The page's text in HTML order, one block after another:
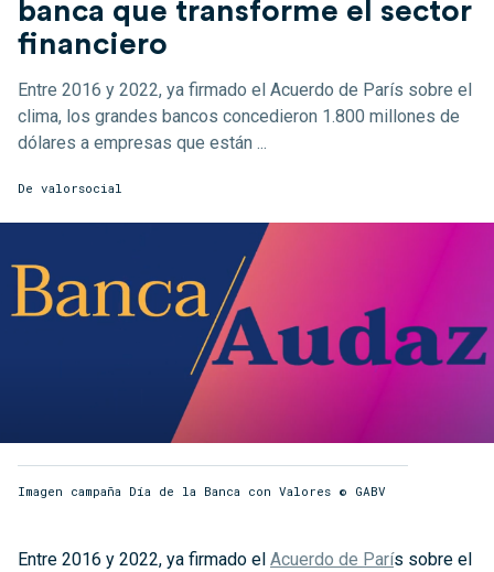
banca que transforme el sector
financiero
Entre 2016 y 2022, ya firmado el Acuerdo de París sobre el
clima, los grandes bancos concedieron 1.800 millones de
dólares a empresas que están ...
De valorsocial
Imagen campaña Día de la Banca con Valores © GABV
Entre 2016 y 2022, ya firmado el Acuerdo de París sobre el